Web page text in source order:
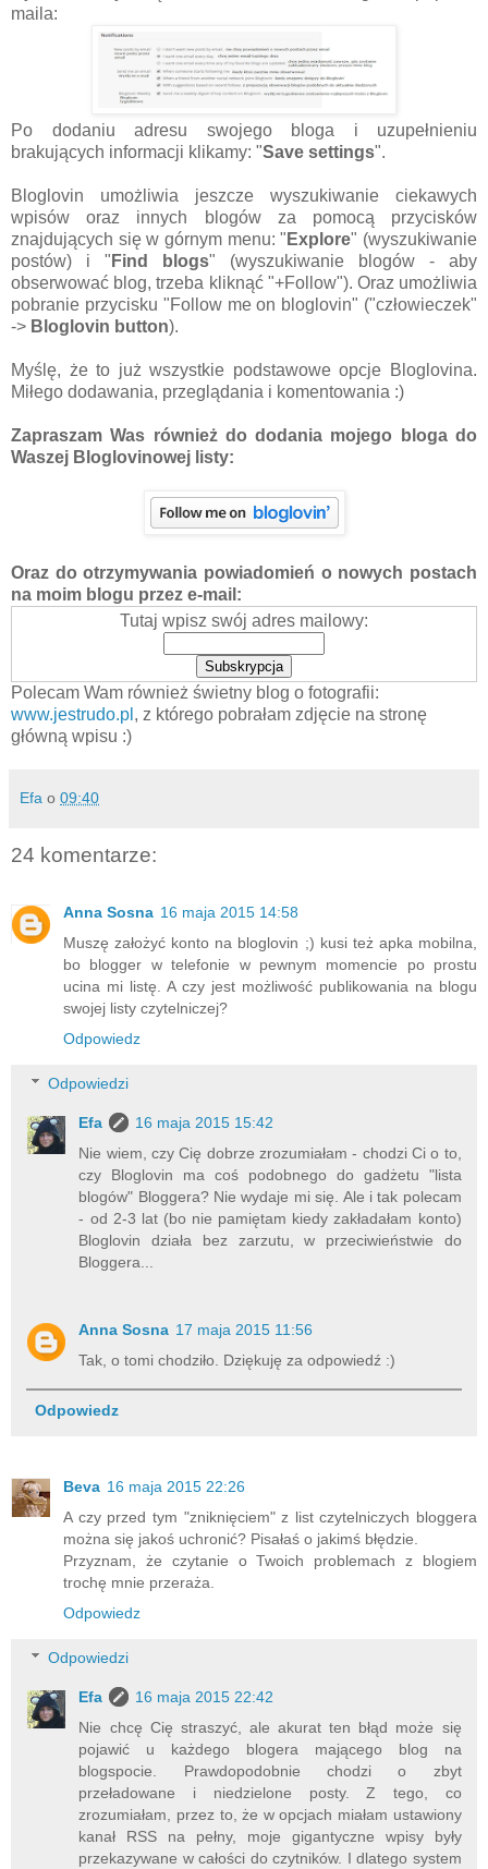
maila:
Po dodaniu adresu swojego bloga i uzupełnieniu
brakujących informacji klikamy: "Save settings".
Bloglovin umożliwia jeszcze wyszukiwanie ciekawych
wpisów oraz innych blogów za pomocą przycisków
znajdujących się w górnym menu: " Explore" (wyszukiwanie
postów) i " Find blogs" (wyszukiwanie blogów - aby
obserwować blog, trzeba kliknąć "+Follow"). Oraz umożliwia
pobranie przycisku "Follow me on bloglovin" ("człowieczek"
-> Bloglovin button).
Myślę, że to już wszystkie podstawowe opcje Bloglovina.
Miłego dodawania, przeglądania i komentowania :)
Zapraszam Was również do dodania mojego bloga do
Waszej Bloglovinowej listy:
Oraz do otrzymywania powiadomień o nowych postach
na moim blogu przez e-mail:
Tutaj wpisz swój adres mailowy:
Polecam Wam również świetny blog o fotografii:
www.jestrudo.pl , z którego pobrałam zdjęcie na stronę
główną wpisu :)
Efa o 09:40
24 komentarze:
Anna Sosna 16 maja 2015 14:58
Muszę założyć konto na bloglovin ;) kusi też apka mobilna,
bo blogger w telefonie w pewnym momencie po prostu
ucina mi listę. A czy jest możliwość publikowania na blogu
swojej listy czytelniczej?
Odpowiedz
Odpowiedzi
Efa
16 maja 2015 15:42
Nie wiem, czy Cię dobrze zrozumiałam - chodzi Ci o to,
czy Bloglovin ma coś podobnego do gadżetu "lista
blogów" Bloggera? Nie wydaje mi się. Ale i tak polecam
- od 2-3 lat (bo nie pamiętam kiedy zakładałam konto)
Bloglovin działa bez zarzutu, w przeciwieństwie do
Bloggera...
Anna Sosna 17 maja 2015 11:56
Tak, o tomi chodziło. Dziękuję za odpowiedź :)
Odpowiedz
Beva 16 maja 2015 22:26
A czy przed tym "zniknięciem" z list czytelniczych bloggera
można się jakoś uchronić? Pisałaś o jakimś błędzie.
Przyznam, że czytanie o Twoich problemach z blogiem
trochę mnie przeraża.
Odpowiedz
Odpowiedzi
Efa
16 maja 2015 22:42
Nie chcę Cię straszyć, ale akurat ten błąd może się
pojawić u każdego blogera mającego blog na
blogspocie. Prawdopodobnie chodzi o zbyt
przeładowane i niedzielone posty. Z tego, co
zrozumiałam, przez to, że w opcjach miałam ustawiony
kanał RSS na pełny, moje gigantyczne wpisy były
przekazywane w całości do czytników. I dlatego system